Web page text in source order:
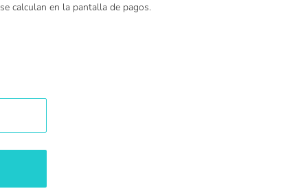
se calculan en la pantalla de pagos.